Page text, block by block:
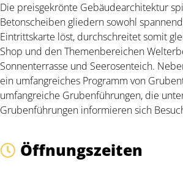
Die preisgekrönte Gebäudearchitektur
Betonscheiben gliedern sowohl
Eintrittskarte löst, durchschreitet somit
Shop und den Themenbereichen
Sonnenterrasse und Seerosenteich.
ein umfangreiches Programm von
umfangreiche Grubenführungen, die
Grubenführungen informieren sich
Öffnungszeiten